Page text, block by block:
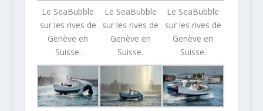
Le SeaBubble
sur les rives de
Genève en
Suisse.
Le SeaBubble
sur les rives de
Genève en
Suisse.
Le SeaBubble
sur les rives de
Genève en
Suisse.